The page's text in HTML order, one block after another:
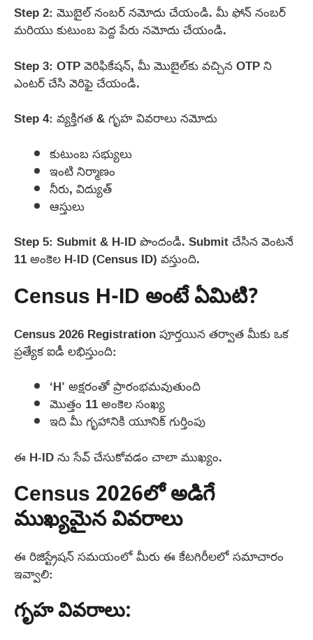
Step 2: మొబైల్ నంబర్ నమోదు చేయండి. మీ ఫోన్ నంబర్
మరియు కుటుంబ పెద్ద పేరు నమోదు చేయండి.
Step 3: OTP వెరిఫికేషన్, మీ మొబైల్‌కు వచ్చిన OTP ని
ఎంటర్ చేసి వెరిఫై చేయండి.
Step 4: వ్యక్తిగత & గృహ వివరాలు నమోదు
కుటుంబ సభ్యులు
ఇంటి నిర్మాణం
నీరు, విద్యుత్
ఆస్తులు
Step 5: Submit & H-ID పొందండి. Submit చేసిన వెంటనే
11 అంకెల H-ID (Census ID) వస్తుంది.
Census H-ID అంటే ఏమిటి?
Census 2026 Registration పూర్తయిన తర్వాత మీకు ఒక
ప్రత్యేక ఐడీ లభిస్తుంది:
‘H’ అక్షరంతో ప్రారంభమవుతుంది
మొత్తం 11 అంకెల సంఖ్య
ఇది మీ గృహానికి యూనిక్ గుర్తింపు
ఈ H-ID ను సేవ్ చేసుకోవడం చాలా ముఖ్యం.
Census 2026లో అడిగే
ముఖ్యమైన వివరాలు
ఈ రిజిస్ట్రేషన్ సమయంలో మీరు ఈ కేటగిరీలలో సమాచారం
ఇవ్వాలి:
గృహ వివరాలు: